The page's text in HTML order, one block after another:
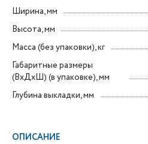
Ширина, мм
Высота, мм
Масса (без упаковки), кг
Габаритные размеры
(ВxДxШ) (в упаковке), мм
Глубина выкладки, мм
ОПИСАНИЕ